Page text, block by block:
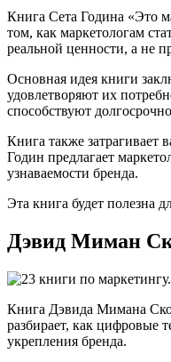
Книга Сета Година «Это
том, как маркетологам
реальной ценности, а не
Основная идея книги
удовлетворяют их
способствуют
Книга также затрагивает
Годин предлагает
узнаваемости бренда.
Эта книга будет полезна
Дэвид Миман
Книга Дэвида Мимана
разбирает, как цифровые
укрепления бренда.